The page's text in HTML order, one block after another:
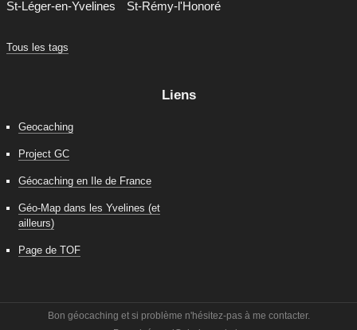
St-Léger-en-Yvelines St-Rémy-l'Honoré
Tous les tags
Liens
Geocaching
Project GC
Géocaching en Ile de France
Géo-Map dans les Yvelines (et
ailleurs)
Page de TOF
Bon géocaching et si problème n'hésitez-pas à me contacter.